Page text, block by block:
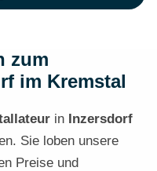
zum
im Kremstal
in Inzersdorf
Sie loben unsere
Preise und